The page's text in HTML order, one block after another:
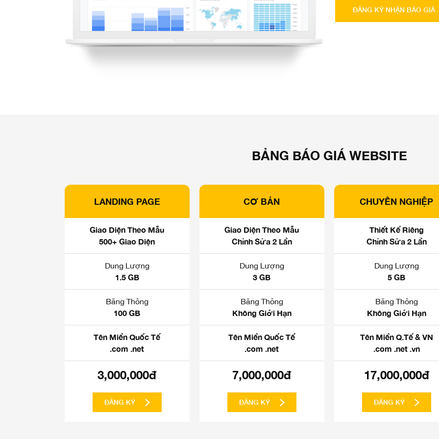
ĐĂNG KÝ NHẬN BÁO GIÁ
BẢNG BÁO GIÁ WEBSITE
LANDING PAGE
Giao Diện Theo Mẫu
500+ Giao Diện
Dung Lượng
1.5 GB
Băng Thông
100 GB
Tên Miền Quốc Tế
.com .net
3,000,000đ
ĐĂNG KÝ
CƠ BẢN
Giao Diện Theo Mẫu
Chỉnh Sửa 2 Lần
Dung Lượng
3 GB
Băng Thông
Không Giới Hạn
Tên Miền Quốc Tế
.com .net
7,000,000đ
ĐĂNG KÝ
CHUYÊN NGHIỆP
Thiết Kế Riêng
Chỉnh Sửa 2 Lần
Dung Lượng
5 GB
Băng Thông
Không Giới Hạn
Tên Miền Q.Tế & VN
.com .net .vn
17,000,000đ
ĐĂNG KÝ